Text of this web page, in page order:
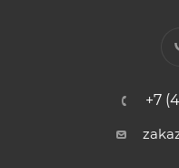
+7